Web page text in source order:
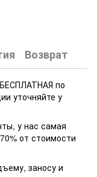
Возврат
по
уточняйте у
у нас самая
от стоимости
заносу и